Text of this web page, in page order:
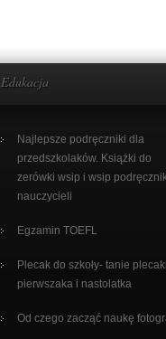
Edukacja
Najlepsze podręczniki dla
przedszkolaków. Książki do
zerówki wsip i wsip
nauczycieli
Egzamin TOEFL
Plecak do szkoły- tanie
pierwszaka i nastolatka
Od czego zacząć naukę